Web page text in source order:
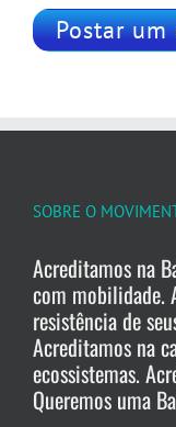
SOBRE O
Acreditamos na
com mobilidade.
resistência de
Acreditamos na
ecossistemas.
Queremos uma